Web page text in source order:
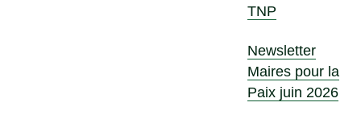
TNP
Newsletter
Maires pour la
Paix juin 2026